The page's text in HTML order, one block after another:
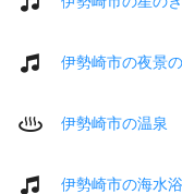
伊勢崎市の夜景
伊勢崎市の温泉
伊勢崎市の海水